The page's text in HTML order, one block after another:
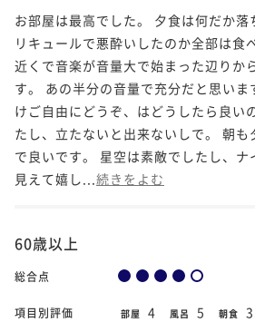
お部屋は最高でした。 夕食は何だか落
リキュールで悪酔いしたのか全部は食
近くで音楽が音量大で始まった辺りか
す。 あの半分の音量で充分だと思いま
けご自由にどうぞ、はどうしたら良い
たし、立たないと出来ないしで。 朝
で良いです。 星空は素敵でしたし、
見えて嬉し... 続きをよむ
60歳以上
総合点
項目別評価 部屋 4 風呂 5 朝食 3